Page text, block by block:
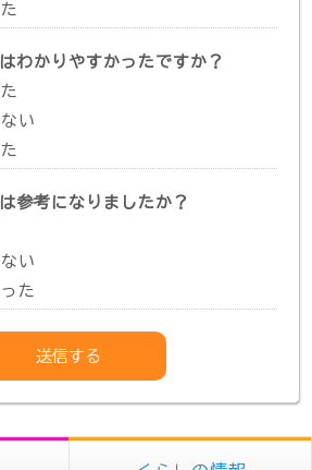
わかりやすかったですか？
い
参考になりましたか？
い
た